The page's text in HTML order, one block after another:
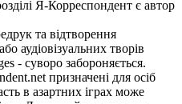
Я-Корреспондент є автор
та відтворення
аудіовізуальних творів
- суворо забороняється.
призначені для осіб
в азартних іграх може